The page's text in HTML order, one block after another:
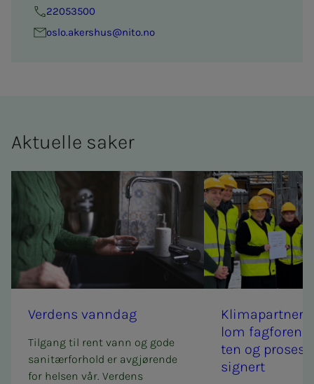
22053500
oslo.akers­hus@nito.no
Ak­tu­el­­­le sa­­­ker
Ver­­­dens vann­­­­­dag
Tilgang til rent vann og gode
sanitærforhold er avgjørende
for helsen vår. Verdens
lom
ten og
sig­­­nert